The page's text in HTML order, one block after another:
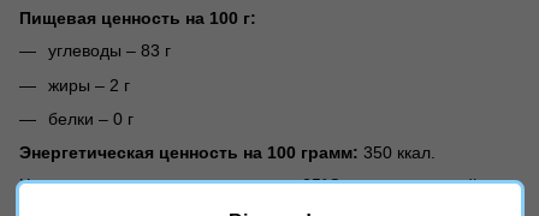
Пищевая ценность на 100 г:
углеводы – 83 г
жиры – 2 г
белки – 0 г
Энергетическая ценность на 100 грамм: 350 ккал.
Хранить при температуре не выше 25°С и относительной
влажности воздуха не более 75%, вдали от прямых солнечных